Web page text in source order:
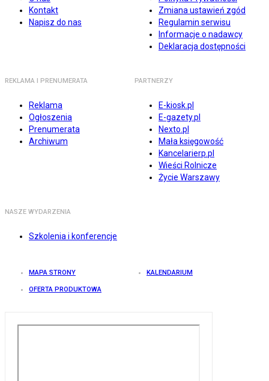
Kontakt
Napisz do nas
Zmiana ustawień zgód
Regulamin serwisu
Informacje o nadawcy
Deklaracja dostępności
REKLAMA I PRENUMERATA
Reklama
Ogłoszenia
Prenumerata
Archiwum
PARTNERZY
E-kiosk.pl
E-gazety.pl
Nexto.pl
Mała księgowość
Kancelarierp.pl
Wieści Rolnicze
Życie Warszawy
NASZE WYDARZENIA
Szkolenia i konferencje
MAPA STRONY KALENDARIUM
OFERTA PRODUKTOWA